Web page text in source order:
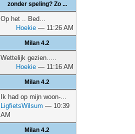
zonder speling? Zo ...
Op het .. Bed...
Hoekie — 11:26 AM
Milan 4.2
Wettelijk gezien.....
Hoekie — 11:16 AM
Milan 4.2
Ik had op mijn woon-...
LigfietsWilsum — 10:39
AM
Milan 4.2